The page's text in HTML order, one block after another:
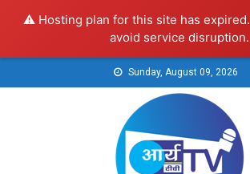
⚠️ Hosting plan for this site has expired.
avoid service disruption.
to
Sunday, August 09, 2026